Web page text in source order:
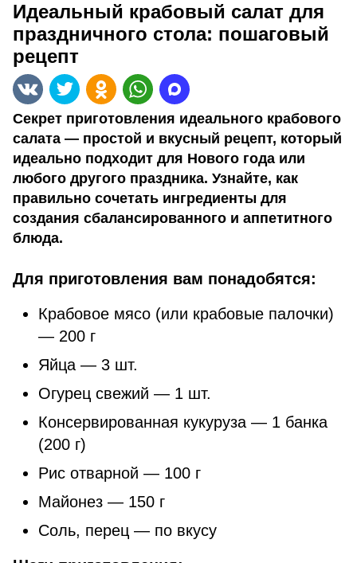
Идеальный крабовый салат для
праздничного стола: пошаговый
рецепт
Секрет приготовления идеального крабового
салата — простой и вкусный рецепт, который
идеально подходит для Нового года или
любого другого праздника. Узнайте, как
правильно сочетать ингредиенты для
создания сбалансированного и аппетитного
блюда.
Для приготовления вам понадобятся:
Крабовое мясо (или крабовые палочки)
— 200 г
Яйца — 3 шт.
Огурец свежий — 1 шт.
Консервированная кукуруза — 1 банка
(200 г)
Рис отварной — 100 г
Майонез — 150 г
Соль, перец — по вкусу